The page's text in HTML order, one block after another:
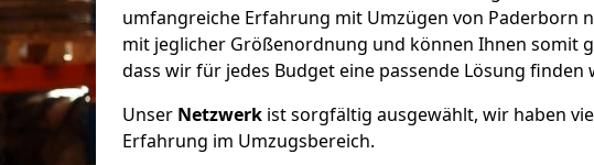
umfangreiche Erfahrung mit Umzügen von Paderborn
mit jeglicher Größenordnung und können Ihnen somit
dass wir für jedes Budget eine passende Lösung finden
Unser Netzwerk ist sorgfältig ausgewählt, wir haben
Erfahrung im Umzugsbereich.